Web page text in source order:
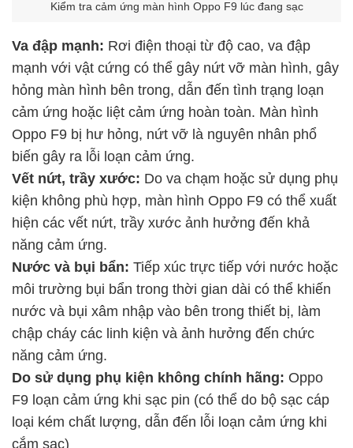
Kiểm tra cảm ứng màn hình Oppo F9 lúc đang sạc
Va đập mạnh: Rơi điện thoại từ độ cao, va đập
mạnh với vật cứng có thể gây nứt vỡ màn hình, gây
hỏng màn hình bên trong, dẫn đến tình trạng loạn
cảm ứng hoặc liệt cảm ứng hoàn toàn. Màn hình
Oppo F9 bị hư hỏng, nứt vỡ là nguyên nhân phổ
biến gây ra lỗi loạn cảm ứng.
Vết nứt, trầy xước: Do va chạm hoặc sử dụng phụ
kiện không phù hợp, màn hình Oppo F9 có thể xuất
hiện các vết nứt, trầy xước ảnh hưởng đến khả
năng cảm ứng.
Nước và bụi bẩn: Tiếp xúc trực tiếp với nước hoặc
môi trường bụi bẩn trong thời gian dài có thể khiến
nước và bụi xâm nhập vào bên trong thiết bị, làm
chập cháy các linh kiện và ảnh hưởng đến chức
năng cảm ứng.
Do sử dụng phụ kiện không chính hãng: Oppo
F9 loạn cảm ứng khi sạc pin (có thể do bộ sạc cáp
loại kém chất lượng, dẫn đến lỗi loạn cảm ứng khi
cắm sạc)